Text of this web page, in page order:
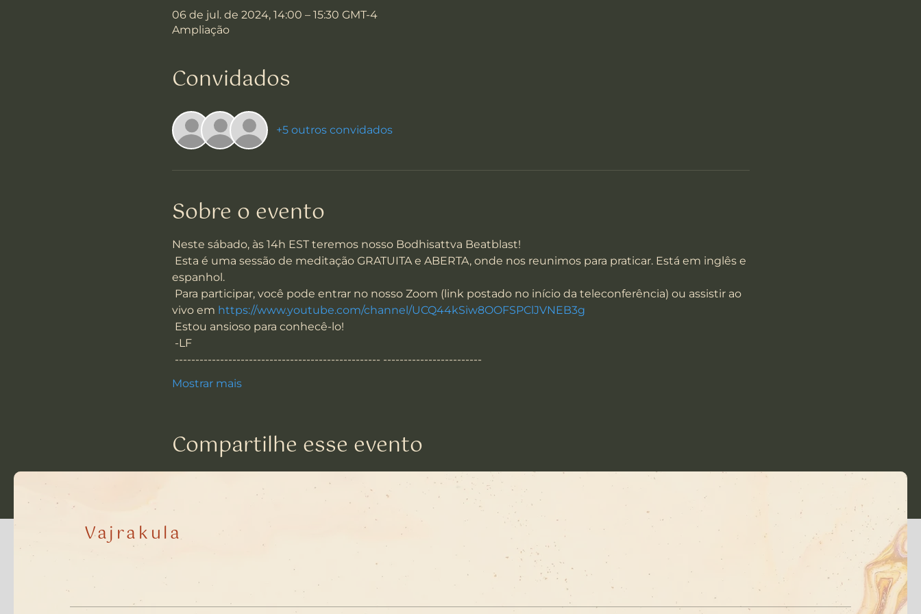
06 de jul. de 2024, 14:00 – 15:30 GMT-4
Ampliação
Convidados
+5 outros convidados
Sobre o evento
Neste sábado, às 14h EST teremos nosso Bodhisattva Beatblast!
espanhol.
vivo em https://www.youtube.com/channel/UCQ44kSiw8OOFSPClJVNEB3g
Estou ansioso para conhecê-lo!
-LF
-------------------------------------------------- ------------------------
Mostrar mais
Compartilhe esse evento
Vajrakula